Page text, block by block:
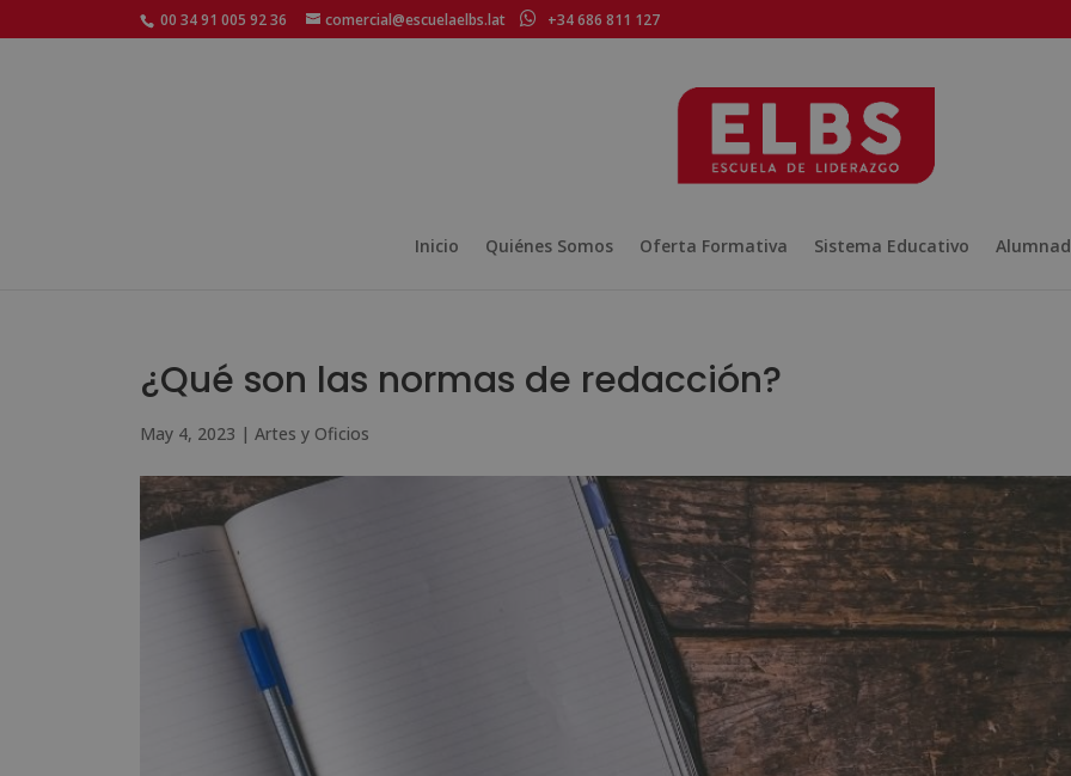
00 34 91 005 92 36 comercial@escuelaelbs.lat +34 686 811 127
Inicio Quiénes Somos Oferta Formativa Sistema Educativo
¿Qué son las normas de redacción?
May 4, 2023 | Artes y Oficios